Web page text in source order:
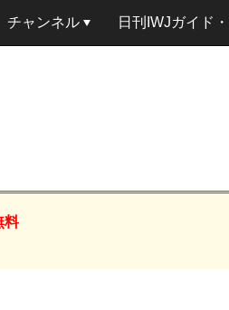
チャンネル 日刊IWJガイド
料